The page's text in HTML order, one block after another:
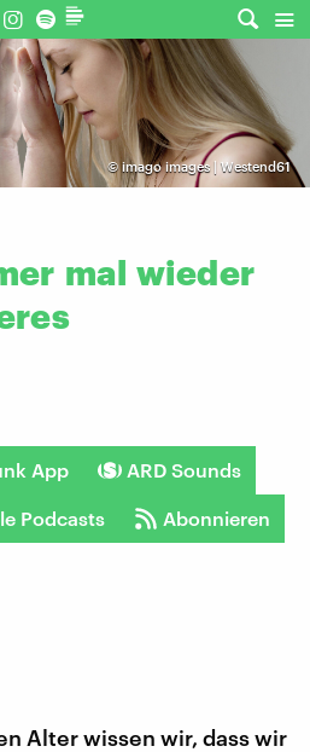
©imago images | Westend61
mal wieder
App ARD Sounds
Podcasts Abonnieren
Alter wissen wir, dass wir